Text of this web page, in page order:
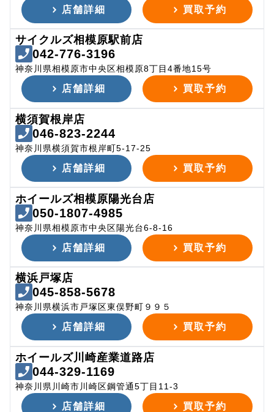
店舗詳細 買取予約
サイクルズ相模原駅前店
042-776-3196
神奈川県相模原市中央区相模原8丁目4番地15号
店舗詳細 買取予約
横須賀根岸店
046-823-2244
神奈川県横須賀市根岸町5-17-25
店舗詳細 買取予約
ホイールズ相模原陽光台店
050-1807-4985
神奈川県相模原市中央区陽光台6-8-16
店舗詳細 買取予約
横浜戸塚店
045-858-5678
神奈川県横浜市戸塚区東俣野町９９５
店舗詳細 買取予約
ホイールズ川崎産業道路店
044-329-1169
神奈川県川崎市川崎区鋼管通5丁目11-3
店舗詳細 買取予約